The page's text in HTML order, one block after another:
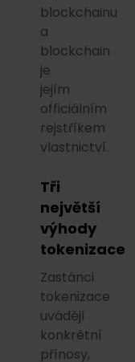
blockchainu
a
blockchain
je
jejím
officiálním
rejstříkem
vlastnictví.
Tři
největší
výhody
tokenizace
Zastánci
tokenizace
uvádějí
konkrétní
přínosy,